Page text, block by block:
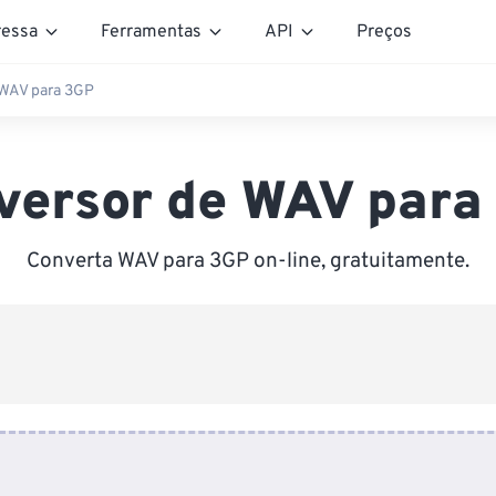
Ferramentas API Preços
para 3GP
de WAV para
Converta WAV para 3GP on-line, gratuitamente.